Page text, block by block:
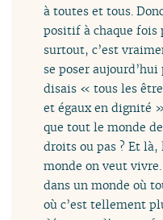
à toutes et tous.
positif à chaque fois
surtout, c’est
se poser
disais « tous les
et égaux en dignité
que tout le monde
droits ou pas ? Et là,
monde on veut
dans un monde où
où c’est tellement